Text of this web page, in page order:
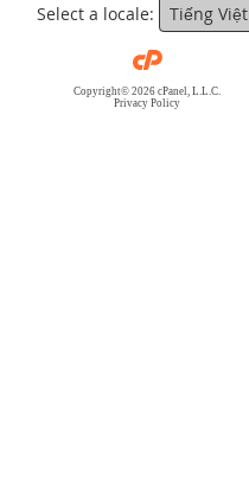
Select a locale: Tiếng Việt
Copyright© 2026 cPanel, L.L.C.
Privacy Policy